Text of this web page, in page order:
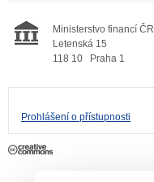
Ministerstvo financí ČR
Letenská 15
118 10
Praha 1
Prohlášení o přístupnosti